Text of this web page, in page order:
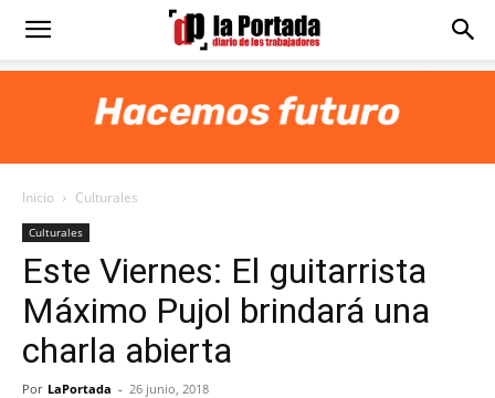
Diario
Portada
Inicio Culturales
Culturales
Este Viernes: El guitarrista
Máximo Pujol brindará una
charla abierta
Por LaPortada - 26 junio, 2018